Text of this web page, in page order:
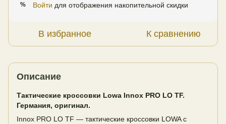
% Войти для отображения накопительной скидки
В избранное К сравнению
Описание
Тактические кроссовки Lowa Innox PRO LO TF.
Германия, оригинал.
Innox PRO LO TF — тактические кроссовки LOWA с